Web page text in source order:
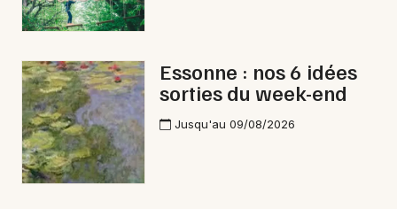
Essonne : nos 6 idées
sorties du week-end
Jusqu'au 09/08/2026